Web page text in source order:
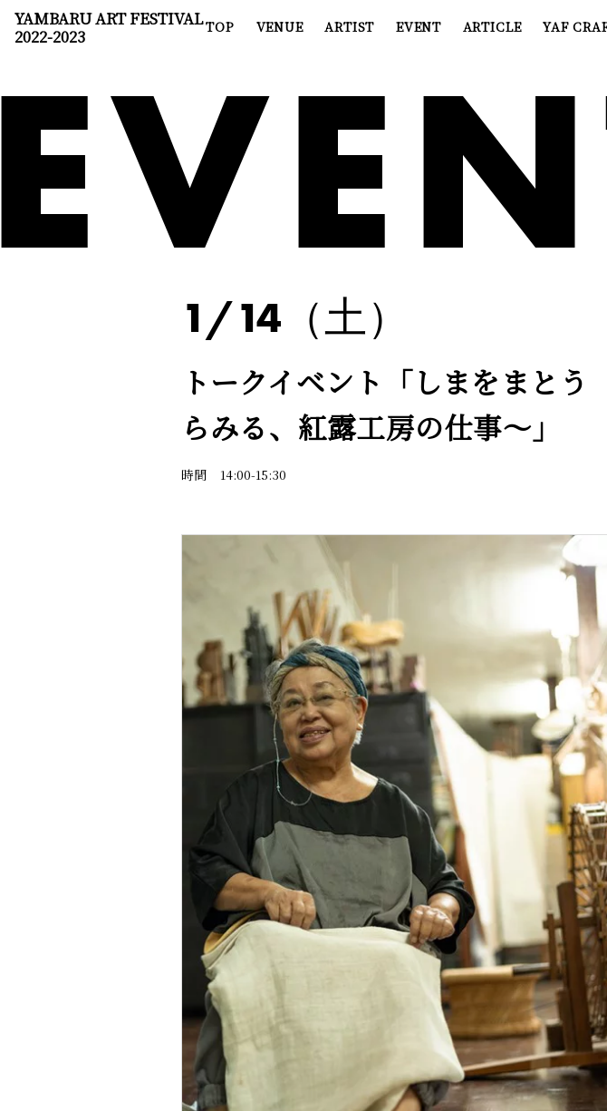
YAMBARU ART FESTIVAL
2022-2023
TOP VENUE ARTIST EVENT ARTICLE YAF
1/14（土）
トークイベント「しまをまと
らみる、紅露工房の仕事～」
時間 14:00-15:30